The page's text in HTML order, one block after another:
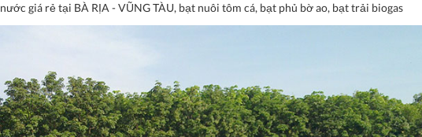
giá rẻ tại BÀ RỊA - VŨNG TÀU, bạt nuôi tôm cá, bạt phủ bờ ao, bạt trải biogas